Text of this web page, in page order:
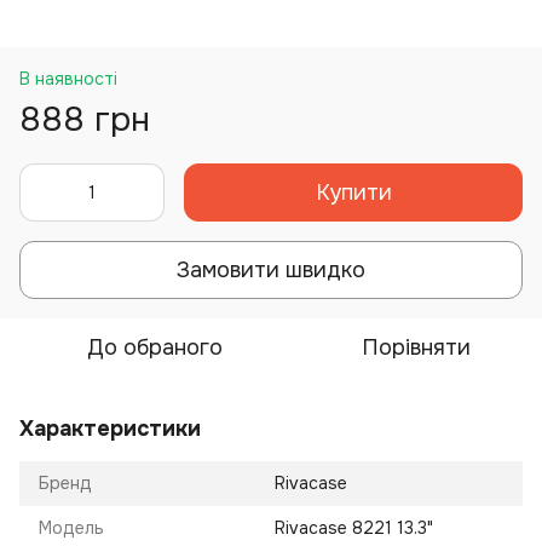
В наявності
888 грн
Купити
Замовити швидко
До обраного Порівняти
Характеристики
Бренд Rivacase
Модель Rivacase 8221 13.3"